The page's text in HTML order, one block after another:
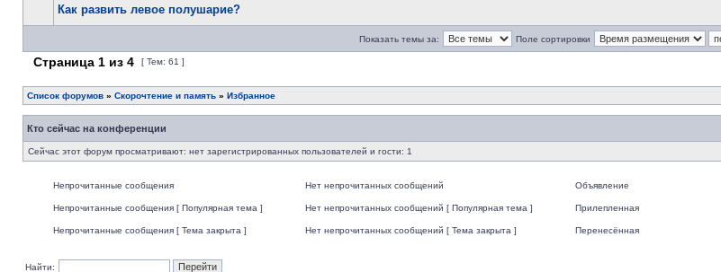
Как развить левое полушарие?
Показать темы за: Поле сортировки
Страница 1 из 4 [ Тем: 61 ]
Список форумов » Скорочтение и память » Избранное
Кто сейчас на конференции
Сейчас этот форум просматривают: нет зарегистрированных пользователей и гости: 1
Непрочитанные сообщения Нет непрочитанных сообщений Объявление
Непрочитанные сообщения [ Популярная тема ] Нет непрочитанных сообщений [ Популярная тема ] Прилепленная
Непрочитанные сообщения [ Тема закрыта ] Нет непрочитанных сообщений [ Тема закрыта ] Перенесённая
Найти: